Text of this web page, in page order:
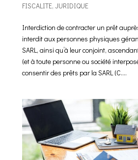
FISCALITE, JURIDIQUE
Interdiction de contracter un prêt
interdit aux personnes physiques
SARL, ainsi qu’à leur conjoint,
(et à toute personne ou société
consentir des prêts par la SARL (C....